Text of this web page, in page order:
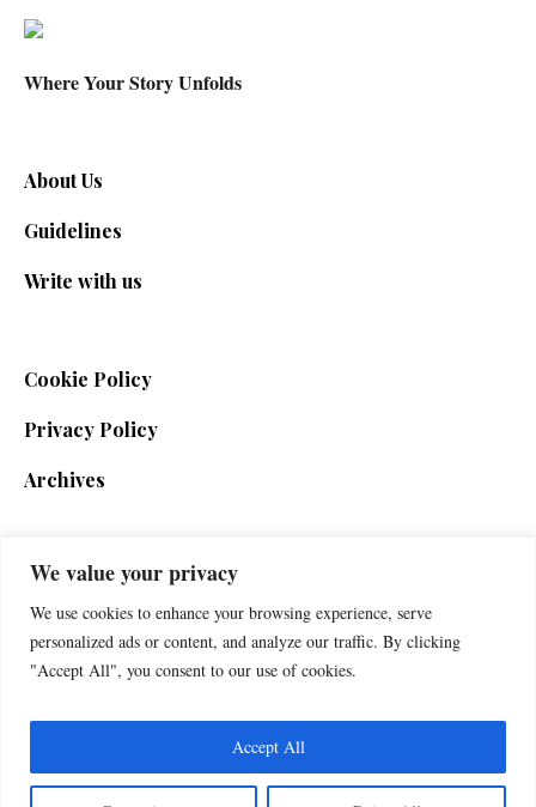
We value your privacy
We use cookies to enhance your browsing experience, serve
personalized ads or content, and analyze our traffic. By clicking
"Accept All", you consent to our use of cookies.
Accept All
Where Your Story Unfolds
About Us
Guidelines
Write with us
Cookie Policy
Privacy Policy
Archives
SIGN UP FOR THE NEWSLETTER